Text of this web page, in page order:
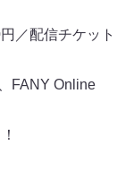
／配信チケット
FANY Online